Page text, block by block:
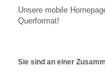
Unsere mobile
Querformat!
Sie sind an einer